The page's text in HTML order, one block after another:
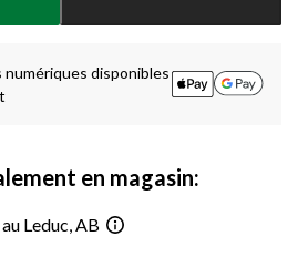
disponibles
en magasin:
au Leduc, AB